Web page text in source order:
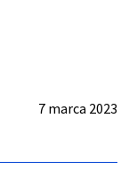
7 marca 2023